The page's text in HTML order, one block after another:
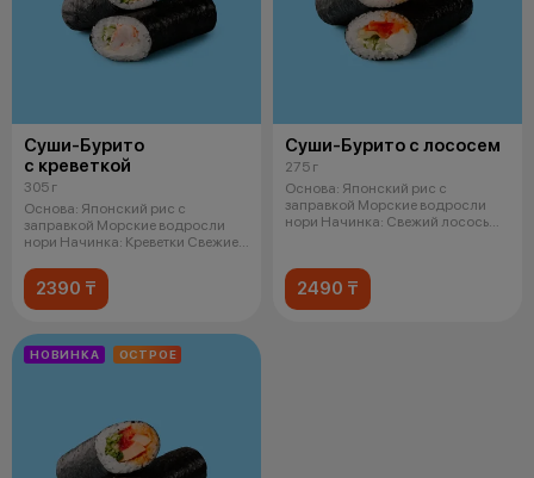
Суши-Бурито
с креветкой
305 г
Основа: Японский рис с
заправкой Морские водросли
нори Начинка: Креветки Свежие
2390 ₸
Суши-Бурито с лососем
275 г
Основа: Японский рис с
заправкой Морские водросли
нори Начинка: Свежий лосось
2490 ₸
НОВИНКА ОСТРОЕ